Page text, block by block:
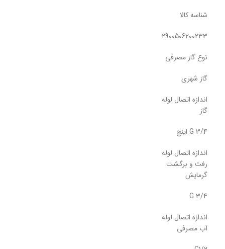
شناسه کالا
2900506200233
نوع گاز مصرفی
گاز شهری
اندازه اتصال لوله
گاز
G 3/4 اینچ
اندازه اتصال لوله
رفت و برگشت
گرمایش
G 3/4
اندازه اتصال لوله
آب مصرفی